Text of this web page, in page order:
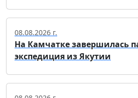
08.08.2026 г.
На Камчатке завершилась
экспедиция из Якутии